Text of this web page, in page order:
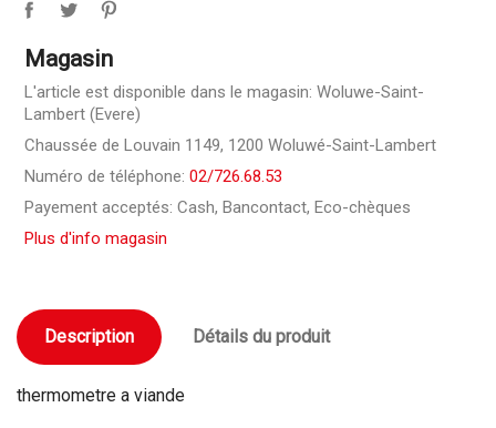
Magasin
L'article est disponible dans le magasin: Woluwe-Saint-
Lambert (Evere)
Chaussée de Louvain 1149, 1200 Woluwé-Saint-Lambert
Numéro de téléphone:02/726.68.53
Payement acceptés: Cash, Bancontact, Eco-chèques
Plus d'info magasin
Description Détails du produit
thermometre a viande